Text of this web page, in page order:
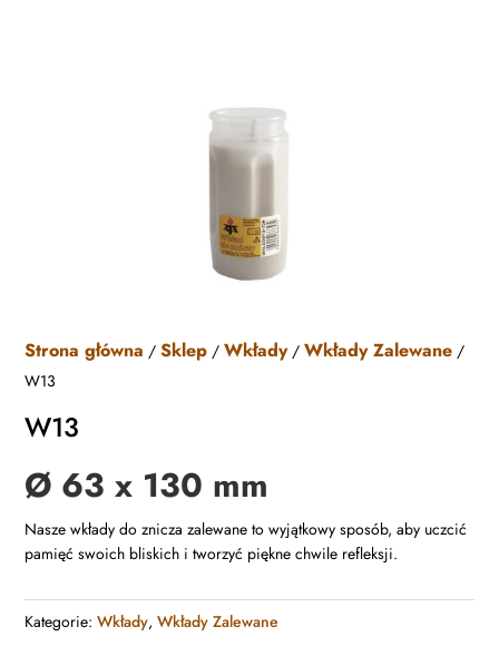
Strona główna /Sklep /Wkłady/Wkłady Zalewane /
W13
W13
Ø 63 x 130 mm
Nasze wkłady do znicza zalewane to wyjątkowy sposób, aby uczcić
pamięć swoich bliskich i tworzyć piękne chwile refleksji.
Kategorie:Wkłady,Wkłady Zalewane